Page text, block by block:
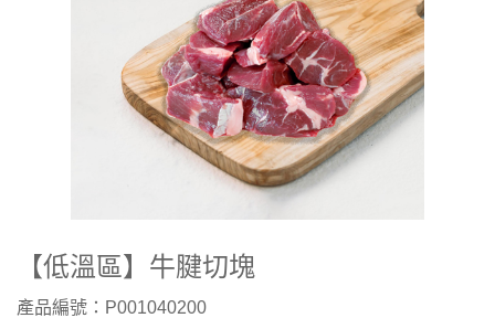
【低溫區】牛腱切塊
產品編號：P001040200